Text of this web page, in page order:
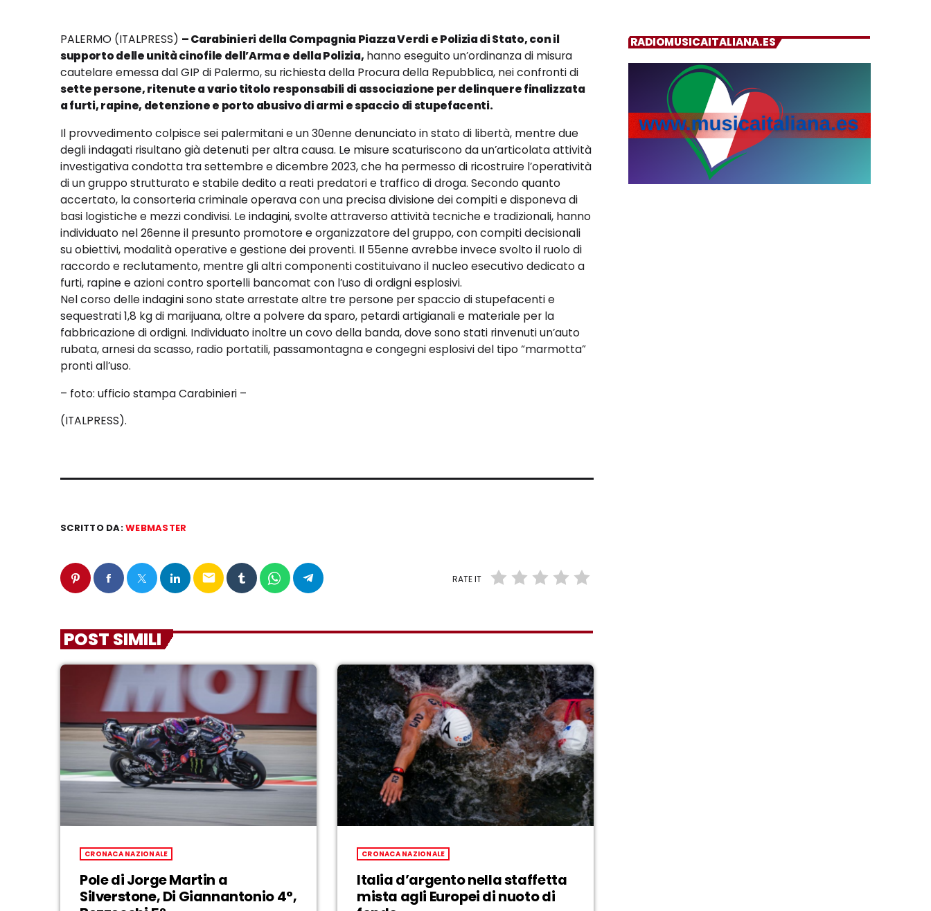
PALERMO (ITALPRESS) – Carabinieri della Compagnia Piazza Verdi e Polizia di Stato, con il
supporto delle unità cinofile dell’Arma e della Polizia, hanno eseguito un’ordinanza di misura
cautelare emessa dal GIP di Palermo, su richiesta della Procura della Repubblica, nei confronti di
sette persone, ritenute a vario titolo responsabili di associazione per delinquere finalizzata
a furti, rapine, detenzione e porto abusivo di armi e spaccio di stupefacenti.
Il provvedimento colpisce sei palermitani e un 30enne denunciato in stato di libertà, mentre due
degli indagati risultano già detenuti per altra causa. Le misure scaturiscono da un’articolata attività
investigativa condotta tra settembre e dicembre 2023, che ha permesso di ricostruire l’operatività
di un gruppo strutturato e stabile dedito a reati predatori e traffico di droga. Secondo quanto
accertato, la consorteria criminale operava con una precisa divisione dei compiti e disponeva di
basi logistiche e mezzi condivisi. Le indagini, svolte attraverso attività tecniche e tradizionali, hanno
individuato nel 26enne il presunto promotore e organizzatore del gruppo, con compiti decisionali
su obiettivi, modalità operative e gestione dei proventi. Il 55enne avrebbe invece svolto il ruolo di
raccordo e reclutamento, mentre gli altri componenti costituivano il nucleo esecutivo dedicato a
furti, rapine e azioni contro sportelli bancomat con l’uso di ordigni esplosivi.
Nel corso delle indagini sono state arrestate altre tre persone per spaccio di stupefacenti e
sequestrati 1,8 kg di marijuana, oltre a polvere da sparo, petardi artigianali e materiale per la
fabbricazione di ordigni. Individuato inoltre un covo della banda, dove sono stati rinvenuti un’auto
rubata, arnesi da scasso, radio portatili, passamontagna e congegni esplosivi del tipo “marmotta”
pronti all’uso.
– foto: ufficio stampa Carabinieri –
(ITALPRESS).
SCRITTO DA:WEBMASTER
email RATE IT
POST SIMILI
CRONACA NAZIONALE
Pole di Jorge Martin a
Silverstone, Di Giannantonio 4°,
CRONACA NAZIONALE
Italia d’argento nella staffetta
mista agli Europei di nuoto di
RADIOMUSICAITALIANA.ES